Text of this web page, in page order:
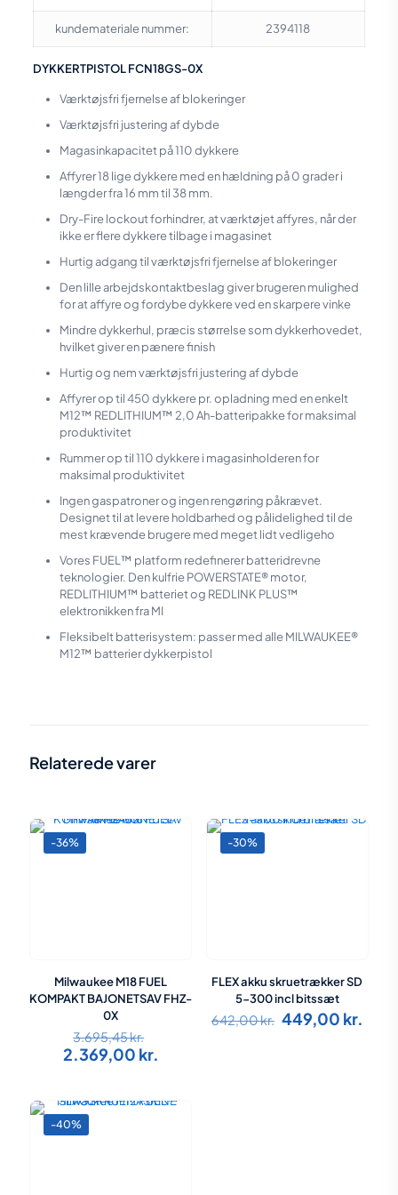
kundemateriale nummer: 2394118
DYKKERTPISTOL FCN18GS-0X
Værktøjsfri fjernelse af blokeringer
Værktøjsfri justering af dybde
Magasinkapacitet på 110 dykkere
Affyrer 18 lige dykkere med en hældning på 0 grader i
længder fra 16 mm til 38 mm.
Dry-Fire lockout forhindrer, at værktøjet affyres, når der
ikke er flere dykkere tilbage i magasinet
Hurtig adgang til værktøjsfri fjernelse af blokeringer
Den lille arbejdskontaktbeslag giver brugeren mulighed
for at affyre og fordybe dykkere ved en skarpere vinke
Mindre dykkerhul, præcis størrelse som dykkerhovedet,
hvilket giver en pænere finish
Hurtig og nem værktøjsfri justering af dybde
Affyrer op til 450 dykkere pr. opladning med en enkelt
M12™ REDLITHIUM™ 2,0 Ah-batteripakke for maksimal
produktivitet
Rummer op til 110 dykkere i magasinholderen for
maksimal produktivitet
Ingen gaspatroner og ingen rengøring påkrævet.
Designet til at levere holdbarhed og pålidelighed til de
mest krævende brugere med meget lidt vedligeho
Vores FUEL™ platform redefinerer batteridrevne
teknologier. Den kulfrie POWERSTATE® motor,
REDLITHIUM™ batteriet og REDLINK PLUS™
elektronikken fra MI
Fleksibelt batterisystem: passer med alle MILWAUKEE®
M12™ batterier dykkerpistol
Relaterede varer
-36%
Milwaukee M18 FUEL
KOMPAKT BAJONETSAV FHZ-
0X
3.695,45kr.
oprindelige
3.695,45 kr..
2.369,00 kr.
er:
-30%
FLEX akku skruetrækker SD
5-300 incl bitssæt
642,00kr. Den
oprindelige
449,00 kr.
-40%